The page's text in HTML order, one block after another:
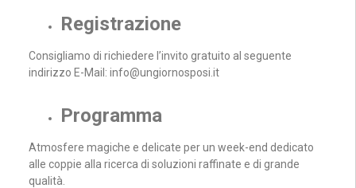
Registrazione
Consigliamo di richiedere l’invito gratuito al seguente
indirizzo E-Mail: info@ungiornosposi.it
Programma
Atmosfere magiche e delicate per un week-end dedicato
alle coppie alla ricerca di soluzioni raffinate e di grande
qualità.